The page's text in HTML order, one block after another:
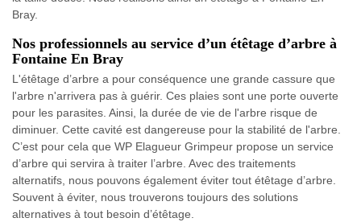
Bray.
Nos professionnels au service d’un étêtage d’arbre à
Fontaine En Bray
L'étêtage d’arbre a pour conséquence une grande cassure que
l'arbre n'arrivera pas à guérir. Ces plaies sont une porte ouverte
pour les parasites. Ainsi, la durée de vie de l'arbre risque de
diminuer. Cette cavité est dangereuse pour la stabilité de l'arbre.
C’est pour cela que WP Elagueur Grimpeur propose un service
d’arbre qui servira à traiter l’arbre. Avec des traitements
alternatifs, nous pouvons également éviter tout étêtage d’arbre.
Souvent à éviter, nous trouverons toujours des solutions
alternatives à tout besoin d’étêtage.